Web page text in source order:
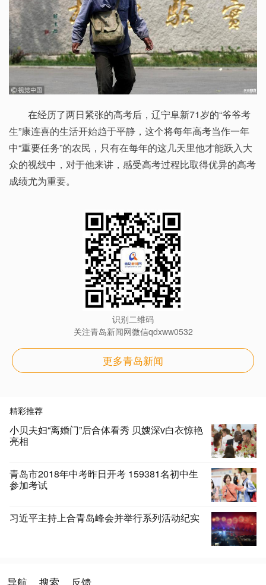
在经历了两日紧张的高考后，辽宁阜新71岁的“爷爷考
生”康连喜的生活开始趋于平静，这个将每年高考当作一年
中“重要任务”的农民，只有在每年的这几天里他才能跃入大
众的视线中，对于他来讲，感受高考过程比取得优异的高考
成绩尤为重要。
识别二维码
关注青岛新闻网微信qdxww0532
更多青岛新闻
精彩推荐
小贝夫妇“离婚门”后合体看秀 贝嫂深v白衣惊艳
亮相
青岛市2018年中考昨日开考 159381名初中生
参加考试
习近平主持上合青岛峰会并举行系列活动纪实
导航 搜索 反馈